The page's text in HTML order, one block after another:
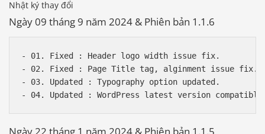
Nhật ký thay đổi
Ngày 09 tháng 9 năm 2024 & Phiên bản 1.1.6
- 01. Fixed : Header logo width issue fix.
- 02. Fixed : Page Title tag, alginment issue fix.
- 03. Updated : Typography option updated.
Ngày 22 tháng 1 năm 2024 & Phiên bản 1.1.5